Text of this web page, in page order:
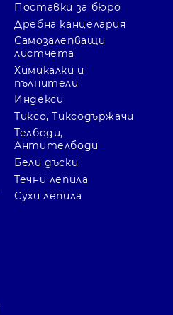
Поставки за бюро
Дребна канцелария
Самозалепващи
листчета
Химикалки и
пълнители
Индекси
Тиксо, Тиксодържачи
Телбоди,
Антителбоди
Бели дъски
Течни лепила
Сухи лепила